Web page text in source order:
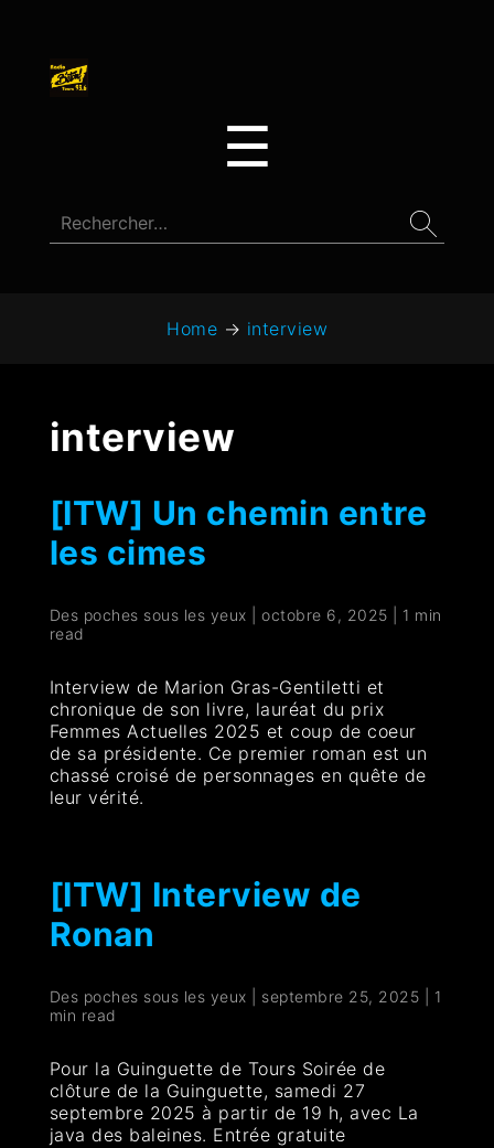
☰
Home → interview
interview
[ITW] Un chemin entre
les cimes
Des poches sous les yeux |octobre 6, 2025
1 min
read
Interview de Marion Gras-Gentiletti et
chronique de son livre, lauréat du prix
Femmes Actuelles 2025 et coup de coeur
de sa présidente. Ce premier roman est un
chassé croisé de personnages en quête de
leur vérité.
[ITW] Interview de
Ronan
Des poches sous les yeux septembre 25, 2025
1
min read
Pour la Guinguette de Tours Soirée de
clôture de la Guinguette, samedi 27
septembre 2025 à partir de 19 h, avec La
java des baleines. Entrée gratuite